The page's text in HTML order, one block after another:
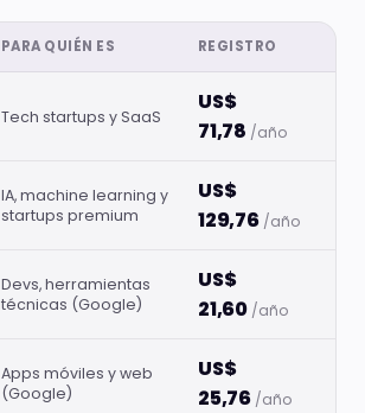
PARA QUIÉN ES REGISTRO
Tech startups y SaaS
US$
71,78 /año
IA, machine learning y
startups premium
US$
129,76 /año
Devs, herramientas
técnicas (Google)
US$
21,60 /año
Apps móviles y web
(Google)
US$
25,76 /año